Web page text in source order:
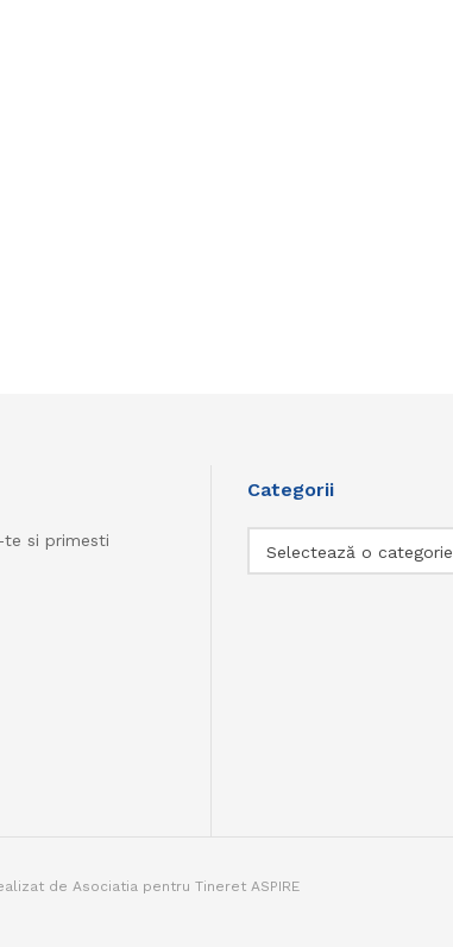
te si primesti
Categorii
Selectează o categorie
de Asociatia pentru Tineret ASPIRE